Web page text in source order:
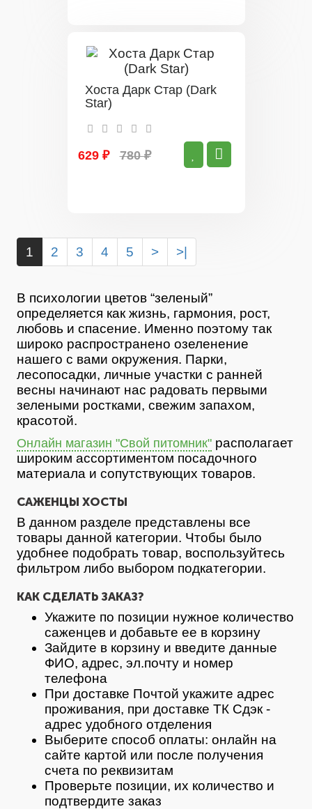
Хоста Дарк Стар (Dark
Star)
629 ₽ 780 ₽
1 2 3 4 5 > >|
В психологии цветов “зеленый”
определяется как жизнь, гармония, рост,
любовь и спасение. Именно поэтому так
широко распространено озеленение
нашего с вами окружения. Парки,
лесопосадки, личные участки с ранней
весны начинают нас радовать первыми
зелеными ростками, свежим запахом,
красотой.
Онлайн магазин "Свой питомник" располагает
широким ассортиментом посадочного
материала и сопутствующих товаров.
САЖЕНЦЫ ХОСТЫ
В данном разделе представлены все
товары данной категории. Чтобы было
удобнее подобрать товар, воспользуйтесь
фильтром либо выбором подкатегории.
КАК СДЕЛАТЬ ЗАКАЗ?
Укажите по позиции нужное количество
саженцев и добавьте ее в корзину
Зайдите в корзину и введите данные
ФИО, адрес, эл.почту и номер
телефона
При доставке Почтой укажите адрес
проживания, при доставке ТК Сдэк -
адрес удобного отделения
Выберите способ оплаты: онлайн на
сайте картой или после получения
счета по реквизитам
Проверьте позиции, их количество и
подтвердите заказ